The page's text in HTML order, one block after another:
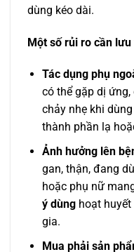
dùng kéo dài.
Một số rủi ro cần lưu
Tác dụng phụ
có thể gặp dị
chảy nhẹ khi
thành phần lạ
Ảnh hưởng lên
gan, thận, đang
hoặc phụ nữ
ý dùnghoạt huyết
gia.
Mua phải sản